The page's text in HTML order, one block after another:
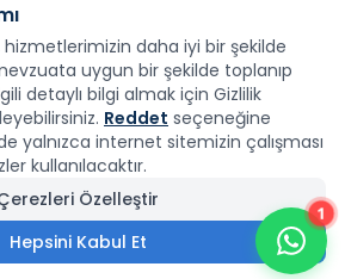
1
Sepete Ekle
Fatura uygulaması
Pinterest
hizmetlerimizin daha iyi bir şekilde
uygun bir şekilde toplanıp
detaylı bilgi almak için Gizlilik
Reddet seçeneğine
yalnızca internet sitemizin çalışması
kullanılacaktır.
Özelleştir
Hepsini Kabul Et